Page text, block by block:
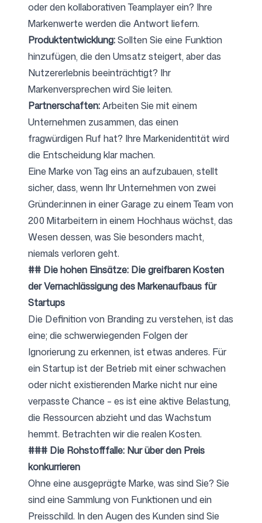
oder den kollaborativen Teamplayer ein? Ihre
Markenwerte werden die Antwort liefern.
Produktentwicklung:Sollten Sie eine Funktion
hinzufügen, die den Umsatz steigert, aber das
Nutzererlebnis beeinträchtigt? Ihr
Markenversprechen wird Sie leiten.
Partnerschaften:Arbeiten Sie mit einem
Unternehmen zusammen, das einen
fragwürdigen Ruf hat? Ihre Markenidentität wird
die Entscheidung klar machen.
Eine Marke von Tag eins an aufzubauen, stellt
sicher, dass, wenn Ihr Unternehmen von zwei
Gründer:innen in einer Garage zu einem Team von
200 Mitarbeitern in einem Hochhaus wächst, das
Wesen dessen, was Sie besonders macht,
niemals verloren geht.
## Die hohen Einsätze: Die greifbaren Kosten
der Vernachlässigung des Markenaufbaus für
Startups
Die Definition von Branding zu verstehen, ist das
eine; die schwerwiegenden Folgen der
Ignorierung zu erkennen, ist etwas anderes. Für
ein Startup ist der Betrieb mit einer schwachen
oder nicht existierenden Marke nicht nur eine
verpasste Chance – es ist eine aktive Belastung,
die Ressourcen abzieht und das Wachstum
hemmt. Betrachten wir die realen Kosten.
### Die Rohstofffalle: Nur über den Preis
konkurrieren
Ohne eine ausgeprägte Marke, was sind Sie? Sie
sind eine Sammlung von Funktionen und ein
Preisschild. In den Augen des Kunden sind Sie